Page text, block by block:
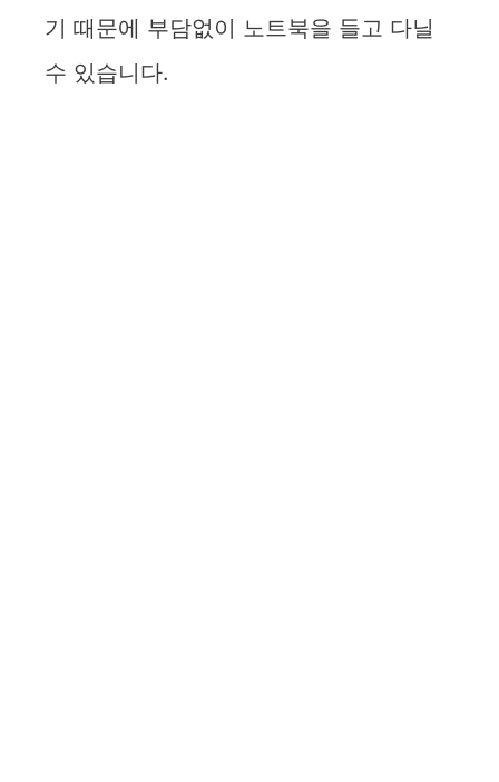
기 때문에 부담없이 노트북을 들고 다닐
수 있습니다.